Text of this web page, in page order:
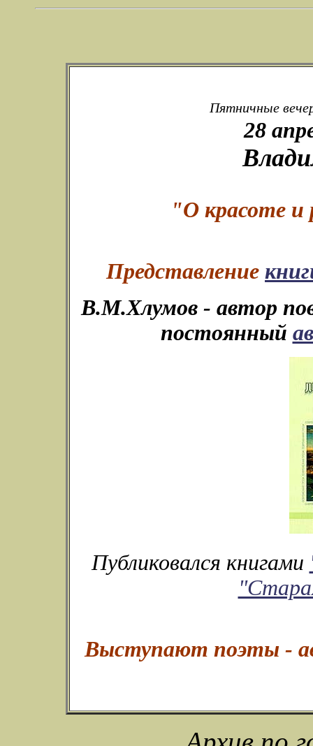
Пятничные
28
"О красоте и
Представление
В.М.Хлумов - автор
постоянный
Публиковался книгами
Выступают поэты -